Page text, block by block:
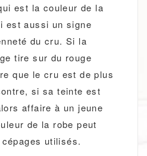
est la couleur de la
est aussi un signe
du cru. Si la
tire sur du rouge
que le cru est de plus
si sa teinte est
affaire à un jeune
de la robe peut
utilisés.